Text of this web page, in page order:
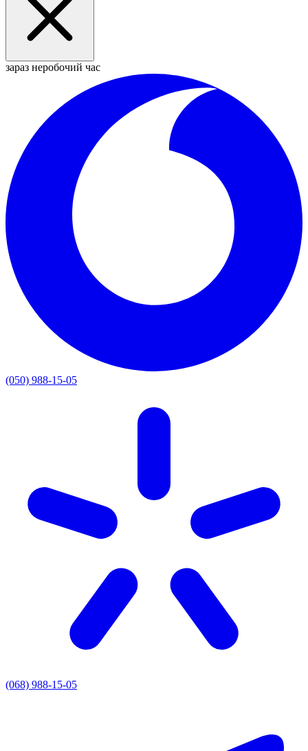
зараз неробочий час
(050) 988-15-05
(068) 988-15-05